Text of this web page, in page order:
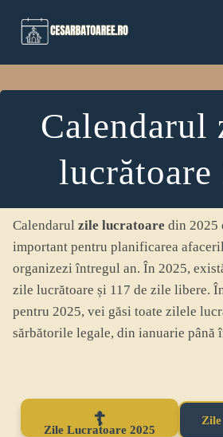
Calendarul
lucrătoare
Calendarul zile lucratoare din 2025
important pentru planificarea
organizezi întregul an. În 2025,
zile lucrătoare și 117 de zile libere.
pentru 2025, vei găsi toate zilele
sărbătorile legale, din ianuarie până
Zile Lucratoare 2025